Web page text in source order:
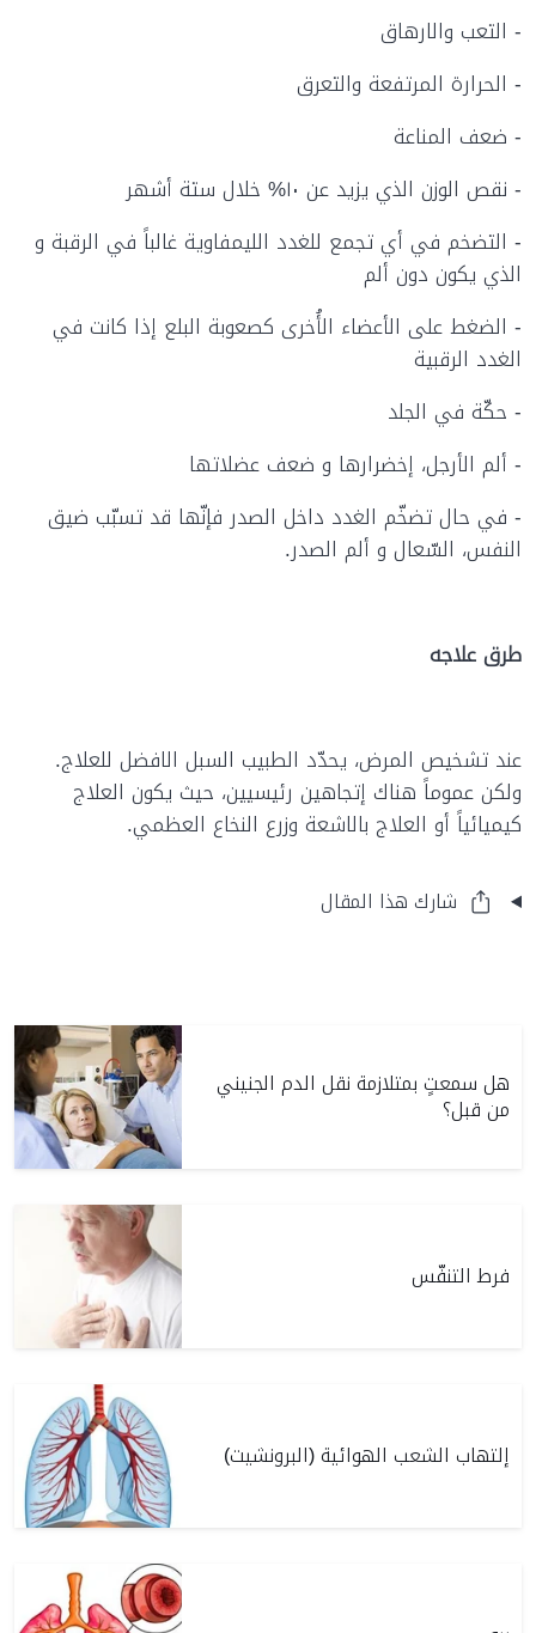
- التعب والارهاق
- الحرارة المرتفعة والتعرق
- ضعف المناعة
- نقص الوزن الذي يزيد عن ١٠% خلال ستة أشهر
- التضخم في أي تجمع للغدد الليمفاوية غالباً في الرقبة و
الذي يكون دون ألم
- الضغط على الأعضاء الأُخرى كصعوبة البلع إذا كانت في
الغدد الرقبية
- حكّة في الجلد
- ألم الأرجل، إخضرارها و ضعف عضلاتها
- في حال تضخّم الغدد داخل الصدر فإنّها قد تسبّب ضيق
النفس، السّعال و ألم الصدر.
طرق علاجه
عند تشخيص المرض، يحدّد الطبيب السبل الافضل للعلاج.
ولكن عموماً هناك إتجاهين رئيسيين، حيث يكون العلاج
كيميائياً أو العلاج بالاشعة وزرع النخاع العظمي.
شارك هذا المقال
هل سمعتٍ بمتلازمة نقل الدم الجنيني
من قبل؟
فرط التنفّس
إلتهاب الشعب الهوائية (البرونشيت)